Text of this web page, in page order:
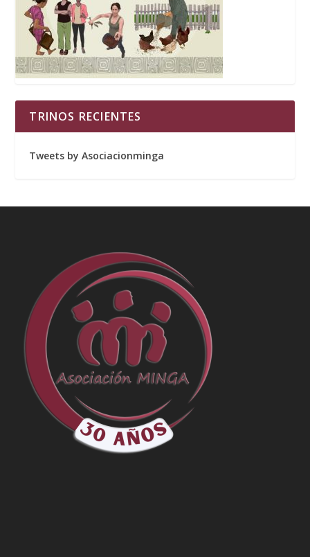
TRINOS RECIENTES
Tweets by Asociacionminga